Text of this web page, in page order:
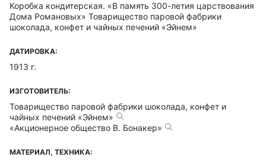
Коробка кондитерская. «В память 300-летия царствования
Дома Романовых» Товарищество паровой фабрики
шоколада, конфет и чайных печений «Эйнем»
ДАТИРОВКА:
1913 г.
ИЗГОТОВИТЕЛЬ:
Товарищество паровой фабрики шоколада, конфет и
чайных печений «Эйнем»
«Акционерное общество В. Бонакер»
МАТЕРИАЛ, ТЕХНИКА: